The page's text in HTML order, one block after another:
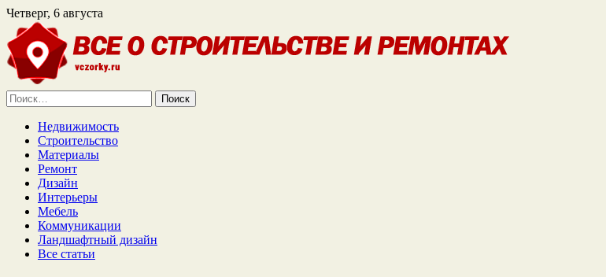
Четверг, 6 августа
Найти:
Недвижимость
Строительство
Материалы
Ремонт
Дизайн
Интерьеры
Мебель
Коммуникации
Ландшафтный дизайн
Все статьи